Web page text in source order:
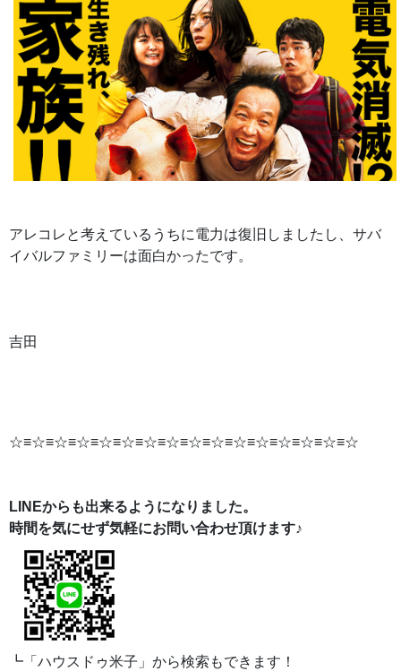
アレコレと考えているうちに電力は復旧しましたし、サバ
イバルファミリーは面白かったです。
吉田
☆≡☆≡☆≡☆≡☆≡☆≡☆≡☆≡☆≡☆≡☆≡☆≡☆≡☆≡☆≡☆
LINEからも出来るようになりました。
時間を気にせず気軽にお問い合わせ頂けます♪
┗「ハウスドゥ米子」から検索もできます！